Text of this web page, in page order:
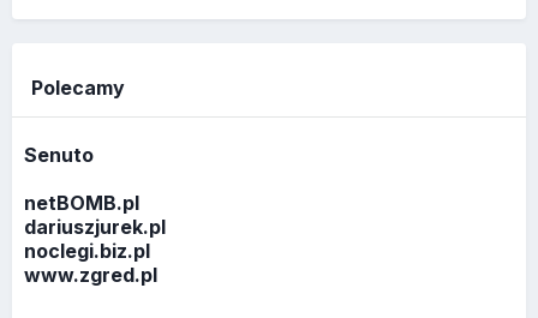
Polecamy
Senuto
netBOMB.pl
dariuszjurek.pl
noclegi.biz.pl
www.zgred.pl